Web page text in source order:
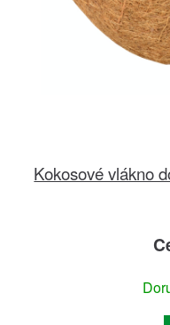
Kokosové vlákno